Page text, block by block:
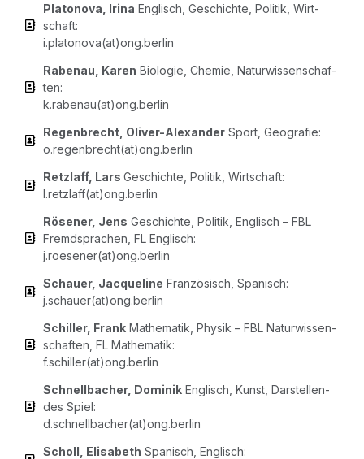
Pla­to­no­va, Iri­na Eng­lisch, Geschich­te, Poli­tik, Wirt­
schaft:
i.platonova(at)ong.berlin
Raben­au, Karen Bio­lo­gie, Che­mie, Natur­wis­sen­schaf­
ten:
k.rabenau(at)ong.berlin
Regen­brecht, Oli­ver-Alex­an­derSport, Geo­gra­fie:
o.regenbrecht(at)ong.berlin
Retzlaff, Lars Geschich­te, Poli­tik, Wirt­schaft:
l.retzlaff(at)ong.berlin
Röse­ner, Jens Geschich­te, Poli­tik, Eng­lisch – FBL
Fremd­spra­chen, FL Eng­lisch:
j.roesener(at)ong.berlin
Schau­er, Jac­que­line Fran­zö­sisch, Spa­nisch:
j.schauer(at)ong.berlin
Schil­ler, FrankMathe­ma­tik, Phy­sik – FBL Natur­wis­sen­
schaf­ten, FL Mathe­ma­tik:
f.schiller(at)ong.berlin
Schnell­ba­cher, Domi­nikEng­lisch, Kunst, Dar­stel­len­
des Spiel:
d.schnellbacher(at)ong.berlin
Scholl, Eli­sa­beth Spa­nisch, Eng­lisch: